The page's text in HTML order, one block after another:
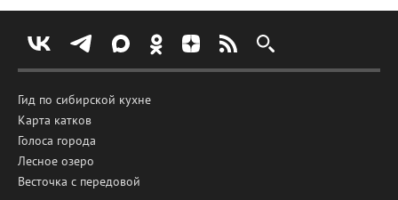
Гид по сибирской кухне
Карта катков
Голоса города
Лесное озеро
Весточка с передовой